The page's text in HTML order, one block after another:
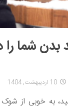
بدن شما
10 اردیبهشت, 1404
به خوبی از